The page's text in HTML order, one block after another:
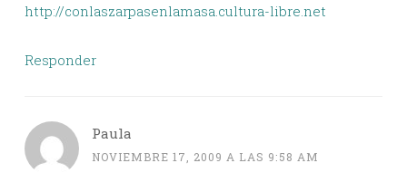
http://conlaszarpasenlamasa.cultura-libre.net
Responder
Paula
NOVIEMBRE 17, 2009 A LAS 9:58 AM